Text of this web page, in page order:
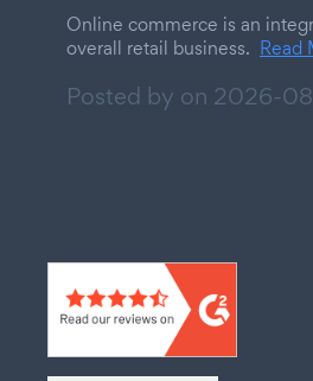
Online commerce is an
overall retail business. Read
Posted by on 2026-